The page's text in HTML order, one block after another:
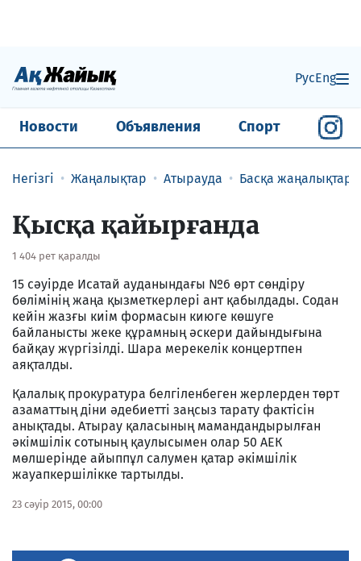
РусEng
Новости Объявления Спорт
Негізгі Жаңалықтар Атырауда Басқа жаңалықтар
​Қысқа қайырғанда
1 404 рет қаралды
15 сәуірде Исатай ауданындағы №6 өрт сөндіру
бөлімінің жаңа қызметкерлері ант қабылдады. Содан
кейін жазғы киім формасын киюге көшуге
байланысты жеке құрамның әскери дайындығына
байқау жүргізілді. Шара мерекелік концертпен
аяқталды.
Қалалық прокуратура белгіленбеген жерлерден төрт
азаматтың діни әдебиетті заңсыз тарату фактісін
анықтады. Атырау қаласының мамандандырылған
әкімшілік сотының қаулысымен олар 50 АЕК
мөлшерінде айыппұл салумен қатар әкімшілік
жауапкершілікке тартылды.
23 сәуір 2015, 00:00